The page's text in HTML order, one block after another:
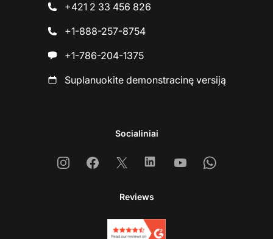
+421 2 33 456 826
+1-888-257-8754
+1-786-204-1375
Suplanuokite demonstracinę versiją
Socialiniai
InstagramFacebook
X LinkedinYoutubeWhatsapp
Reviews